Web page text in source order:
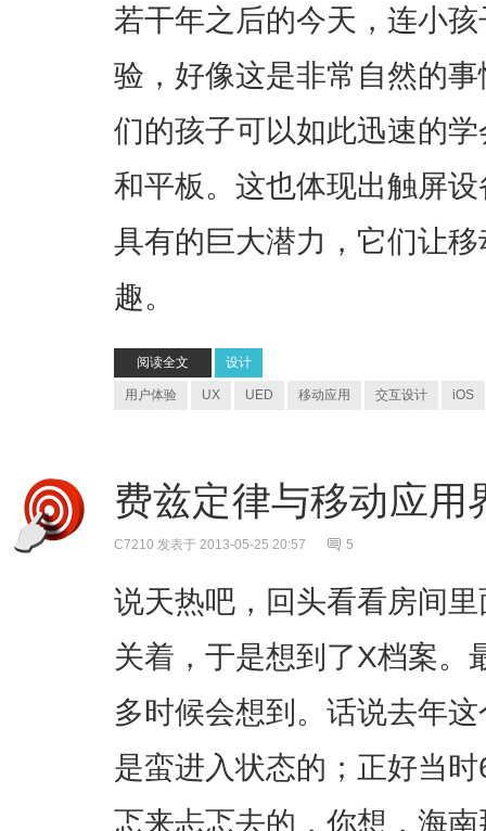
若干年之后的今天，连小
验，好像这是非常自然的
们的孩子可以如此迅速的
和平板。这也体现出触屏
具有的巨大潜力，它们让
趣。
阅读全文 设计
用户体验 UX UED 移动应用 交互设计 iOS
费兹定律与移动应
C7210 发表于 2013-05-25 20:57 5
说天热吧，回头看看房间
关着，于是想到了X档案。
多时候会想到。话说去年
是蛮进入状态的；正好当
忑来忐忑去的，你想，海